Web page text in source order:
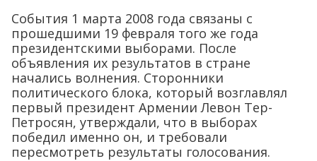
События 1 марта 2008 года связаны с
прошедшими 19 февраля того же года
президентскими выборами. После
объявления их результатов в стране
начались волнения. Сторонники
политического блока, который возглавлял
первый президент Армении Левон Тер-
Петросян, утверждали, что в выборах
победил именно он, и требовали
пересмотреть результаты голосования.